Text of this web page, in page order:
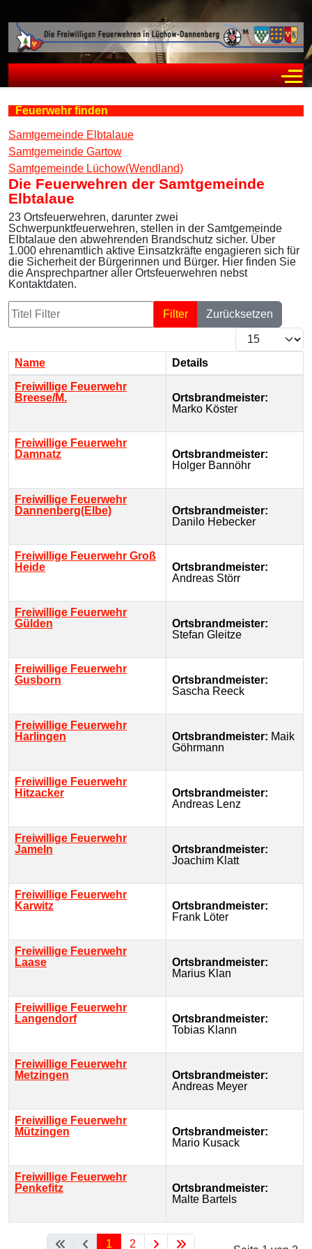
Feuerwehr finden
Samtgemeinde Elbtalaue
Samtgemeinde Gartow
Samtgemeinde Lüchow(Wendland)
Die Feuerwehren der Samtgemeinde
Elbtalaue
23 Ortsfeuerwehren, darunter zwei
Schwerpunktfeuerwehren, stellen in der Samtgemeinde
Elbtalaue den abwehrenden Brandschutz sicher. Über
1.000 ehrenamtlich aktive Einsatzkräfte engagieren sich für
die Sicherheit der Bürgerinnen und Bürger. Hier finden Sie
die Ansprechpartner aller Ortsfeuerwehren nebst
Kontaktdaten.
Titel Filter
Filter
Zurücksetzen
Anzeige #
Kontakte,
Name
Details
Freiwillige Feuerwehr
Breese/M.
Ortsbrandmeister:
Marko Köster
Freiwillige Feuerwehr
Damnatz
Ortsbrandmeister:
Holger Bannöhr
Freiwillige Feuerwehr
Dannenberg(Elbe)
Ortsbrandmeister:
Danilo Hebecker
Freiwillige Feuerwehr Groß
Heide
Ortsbrandmeister:
Andreas Störr
Freiwillige Feuerwehr
Gülden
Ortsbrandmeister:
Stefan Gleitze
Freiwillige Feuerwehr
Gusborn
Ortsbrandmeister:
Sascha Reeck
Freiwillige Feuerwehr
Harlingen
Ortsbrandmeister: Maik
Göhrmann
Freiwillige Feuerwehr
Hitzacker
Ortsbrandmeister:
Andreas Lenz
Freiwillige Feuerwehr
Jameln
Ortsbrandmeister:
Joachim Klatt
Freiwillige Feuerwehr
Karwitz
Ortsbrandmeister:
Frank Löter
Freiwillige Feuerwehr
Laase
Ortsbrandmeister:
Marius Klan
Freiwillige Feuerwehr
Langendorf
Ortsbrandmeister:
Tobias Klann
Freiwillige Feuerwehr
Metzingen
Ortsbrandmeister:
Andreas Meyer
Freiwillige Feuerwehr
Mützingen
Ortsbrandmeister:
Mario Kusack
Freiwillige Feuerwehr
Penkefitz
Ortsbrandmeister:
Malte Bartels
1 2